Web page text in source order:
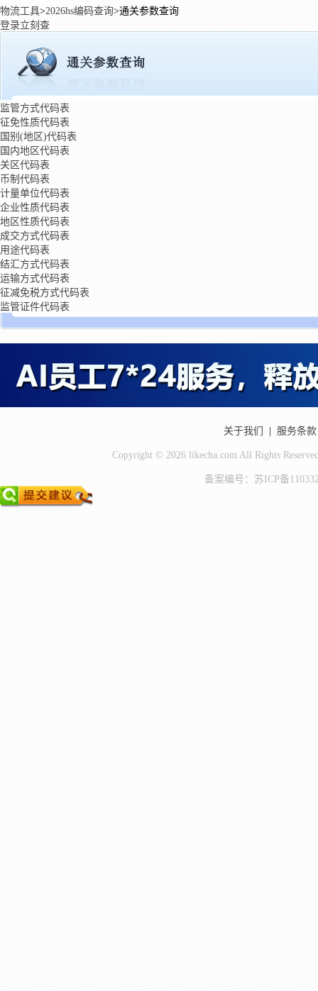
物流工具>2026hs编码查询>通关参数查询
登录立刻查
监管方式代码表
征免性质代码表
国别(地区)代码表
国内地区代码表
关区代码表
币制代码表
计量单位代码表
企业性质代码表
地区性质代码表
成交方式代码表
用途代码表
结汇方式代码表
运输方式代码表
征减免税方式代码表
监管证件代码表
关于我们 服务条款
Copyright © 2026 likecha.com All Rights
备案编号：苏ICP备